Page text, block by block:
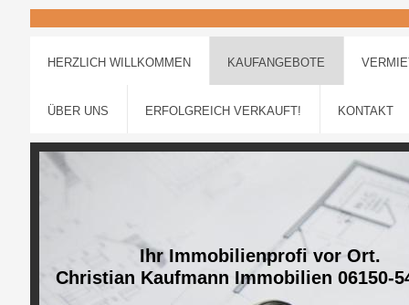
HERZLICH WILLKOMMEN KAUFANGEBOTE
ÜBER UNS ERFOLGREICH VERKAUFT! KONTAKT
Ihr Immobilienprofi vor Ort.
Christian Kaufmann Immobilien 06150-